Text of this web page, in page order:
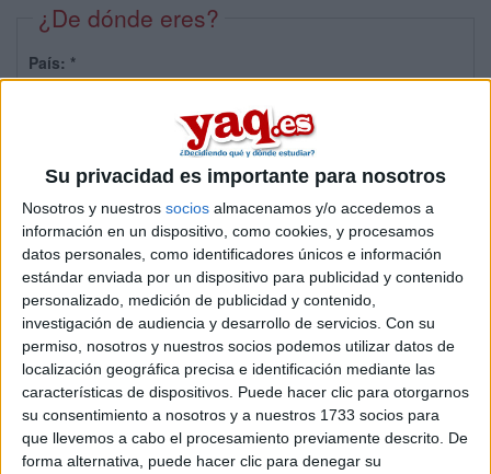
Su privacidad es importante para nosotros
Nosotros y nuestros socios almacenamos y/o accedemos a
información en un dispositivo, como cookies, y procesamos
datos personales, como identificadores únicos e información
estándar enviada por un dispositivo para publicidad y contenido
personalizado, medición de publicidad y contenido,
investigación de audiencia y desarrollo de servicios. Con su
permiso, nosotros y nuestros socios podemos utilizar datos de
localización geográfica precisa e identificación mediante las
características de dispositivos. Puede hacer clic para otorgarnos
su consentimiento a nosotros y a nuestros 1733 socios para
que llevemos a cabo el procesamiento previamente descrito. De
forma alternativa, puede hacer clic para denegar su
¿De dónde eres?
País: *
Sobre ti
Soy:*
Chico
Chica
¿En qué año terminas (o terminaste) bachillerato o FP?